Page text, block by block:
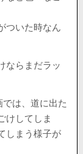
ついた時なん
ならまだラッ
は、道に出た
けしてしま
しまう様子が